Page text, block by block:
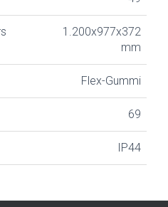
1.200x977x372
mm
Flex-Gummi
69
IP44